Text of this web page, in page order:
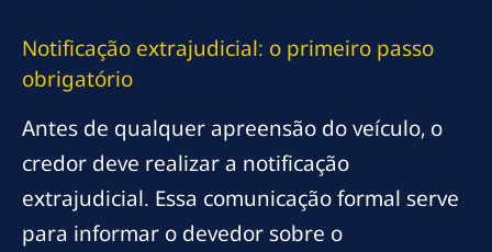
Notificação extrajudicial: o primeiro passo
obrigatório
Antes de qualquer apreensão do veículo, o
credor deve realizar a notificação
extrajudicial. Essa comunicação formal serve
para informar o devedor sobre o